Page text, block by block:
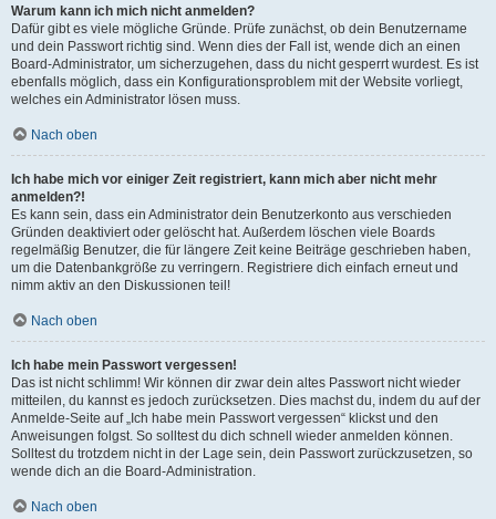
Warum kann ich mich nicht anmelden?
Dafür gibt es viele mögliche Gründe. Prüfe zunächst, ob dein Benutzername
und dein Passwort richtig sind. Wenn dies der Fall ist, wende dich an einen
Board-Administrator, um sicherzugehen, dass du nicht gesperrt wurdest. Es ist
ebenfalls möglich, dass ein Konfigurationsproblem mit der Website vorliegt,
welches ein Administrator lösen muss.
Nach oben
Ich habe mich vor einiger Zeit registriert, kann mich aber nicht mehr
anmelden?!
Es kann sein, dass ein Administrator dein Benutzerkonto aus verschieden
Gründen deaktiviert oder gelöscht hat. Außerdem löschen viele Boards
regelmäßig Benutzer, die für längere Zeit keine Beiträge geschrieben haben,
um die Datenbankgröße zu verringern. Registriere dich einfach erneut und
nimm aktiv an den Diskussionen teil!
Nach oben
Ich habe mein Passwort vergessen!
Das ist nicht schlimm! Wir können dir zwar dein altes Passwort nicht wieder
mitteilen, du kannst es jedoch zurücksetzen. Dies machst du, indem du auf der
Anmelde-Seite auf „Ich habe mein Passwort vergessen“ klickst und den
Anweisungen folgst. So solltest du dich schnell wieder anmelden können.
Solltest du trotzdem nicht in der Lage sein, dein Passwort zurückzusetzen, so
wende dich an die Board-Administration.
Nach oben